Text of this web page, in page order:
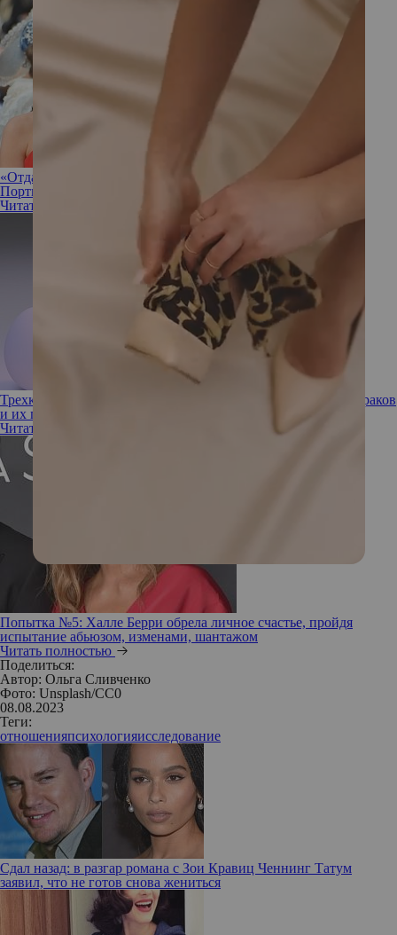
«Отдал все пароли, не выходит из дома»: как муж Натали
Портман пытается вернуть ее доверие после измены
Читать полностью
Трехкомпонентная теория любви: ее составляющие, типы браков
и их перспективы
Читать полностью
Попытка №5: Халле Берри обрела личное счастье, пройдя
испытание абьюзом, изменами, шантажом
Читать полностью
Поделиться:
Автор: Ольга Сливченко
Фото: Unsplash/СС0
08.08.2023
Теги:
отношенияпсихологияисследование
Сдал назад: в разгар романа с Зои Кравиц Ченнинг Татум
заявил, что не готов снова жениться